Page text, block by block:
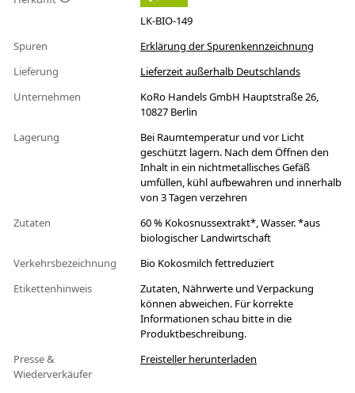
LK-BIO-149
Spuren
Erklärung der Spurenkennzeichnung
Lieferung
Lieferzeit außerhalb Deutschlands
Unternehmen
KoRo Handels GmbH Hauptstraße 26,
10827 Berlin
Lagerung
Bei Raumtemperatur und vor Licht
geschützt lagern. Nach dem Öffnen den
Inhalt in ein nichtmetallisches Gefäß
umfüllen, kühl aufbewahren und innerhalb
von 3 Tagen verzehren
Zutaten
60 % Kokosnussextrakt*, Wasser. *aus
biologischer Landwirtschaft
Verkehrsbezeichnung
Bio Kokosmilch fettreduziert
Etikettenhinweis
Zutaten, Nährwerte und Verpackung
können abweichen. Für korrekte
Informationen schau bitte in die
Produktbeschreibung.
Presse &
Wiederverkäufer
Freisteller herunterladen